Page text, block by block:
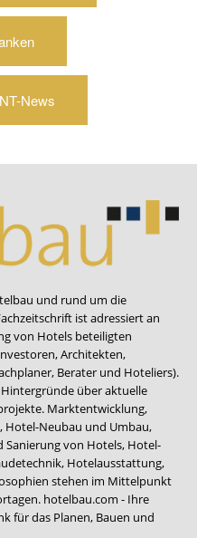
News
und rund um die
ist adressiert an
von Hotels beteiligten
Architekten,
Berater und Hoteliers).
über aktuelle
Marktentwicklung,
Neubau und Umbau,
von Hotels, Hotel-
Hotelausstattung,
stehen im Mittelpunkt
hotelbau.com - Ihre
für das Planen, Bauen und